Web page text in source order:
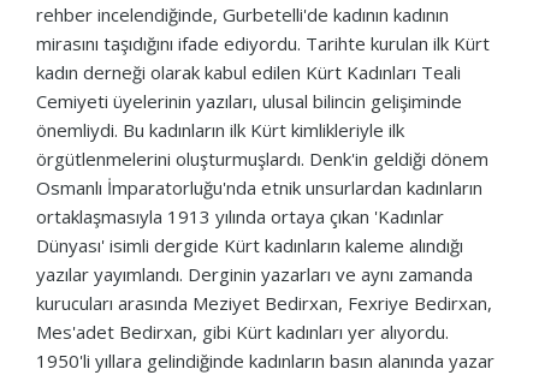
rehber incelendiğinde, Gurbetelli'de kadının kadının
mirasını taşıdığını ifade ediyordu. Tarihte kurulan ilk Kürt
kadın derneği olarak kabul edilen Kürt Kadınları Teali
Cemiyeti üyelerinin yazıları, ulusal bilincin gelişiminde
önemliydi. Bu kadınların ilk Kürt kimlikleriyle ilk
örgütlenmelerini oluşturmuşlardı. Denk'in geldiği dönem
Osmanlı İmparatorluğu'nda etnik unsurlardan kadınların
ortaklaşmasıyla 1913 yılında ortaya çıkan 'Kadınlar
Dünyası' isimli dergide Kürt kadınların kaleme alındığı
yazılar yayımlandı. Derginin yazarları ve aynı zamanda
kurucuları arasında Meziyet Bedirxan, Fexriye Bedirxan,
Mes'adet Bedirxan, gibi Kürt kadınları yer alıyordu.
1950'li yıllara gelindiğinde kadınların basın alanında yazar